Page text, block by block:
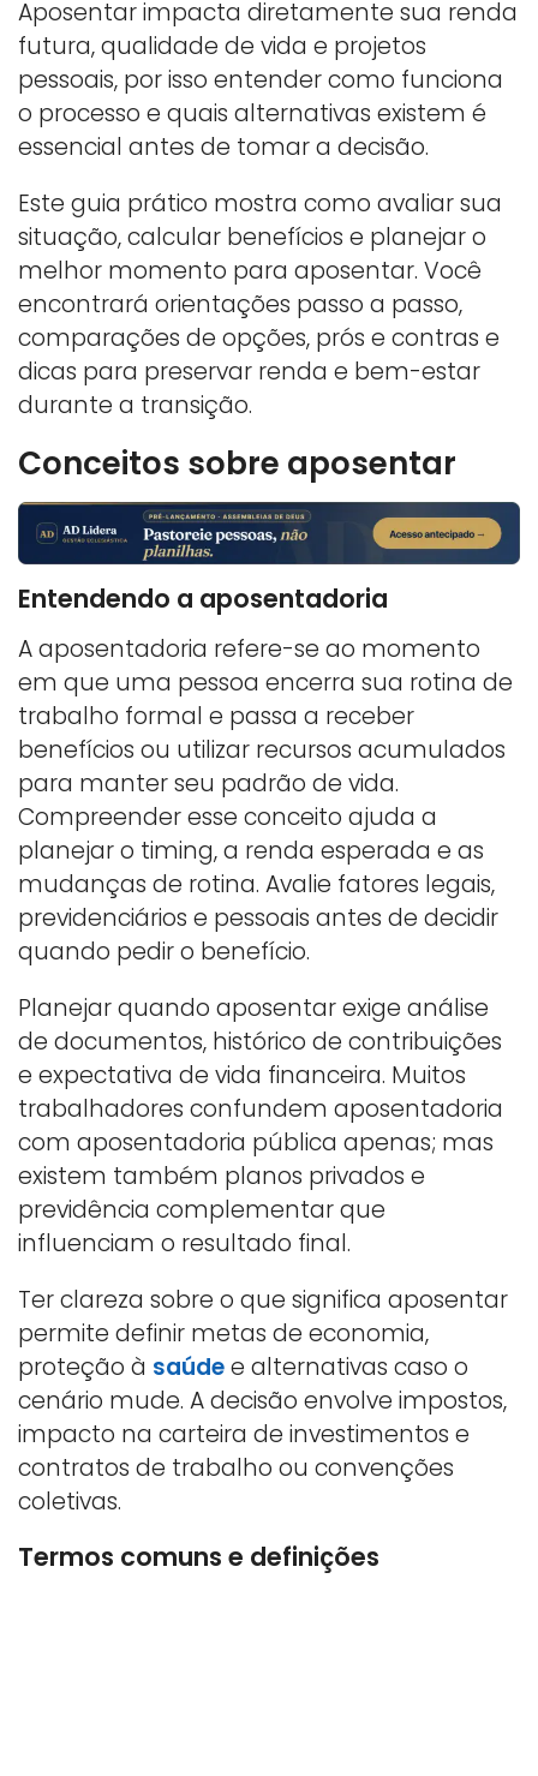
Aposentar impacta diretamente sua renda
futura, qualidade de vida e projetos
pessoais, por isso entender como funciona
o processo e quais alternativas existem é
essencial antes de tomar a decisão.
Este guia prático mostra como avaliar sua
situação, calcular benefícios e planejar o
melhor momento para aposentar. Você
encontrará orientações passo a passo,
comparações de opções, prós e contras e
dicas para preservar renda e bem-estar
durante a transição.
Conceitos sobre aposentar
Entendendo a aposentadoria
A aposentadoria refere-se ao momento
em que uma pessoa encerra sua rotina de
trabalho formal e passa a receber
benefícios ou utilizar recursos acumulados
para manter seu padrão de vida.
Compreender esse conceito ajuda a
planejar o timing, a renda esperada e as
mudanças de rotina. Avalie fatores legais,
previdenciários e pessoais antes de decidir
quando pedir o benefício.
Planejar quando aposentar exige análise
de documentos, histórico de contribuições
e expectativa de vida financeira. Muitos
trabalhadores confundem aposentadoria
com aposentadoria pública apenas; mas
existem também planos privados e
previdência complementar que
influenciam o resultado final.
Ter clareza sobre o que significa aposentar
permite definir metas de economia,
proteção à saúdee alternativas caso o
cenário mude. A decisão envolve impostos,
impacto na carteira de investimentos e
contratos de trabalho ou convenções
coletivas.
Termos comuns e definições